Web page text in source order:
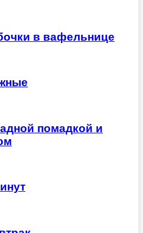
в вафельнице
помадкой и